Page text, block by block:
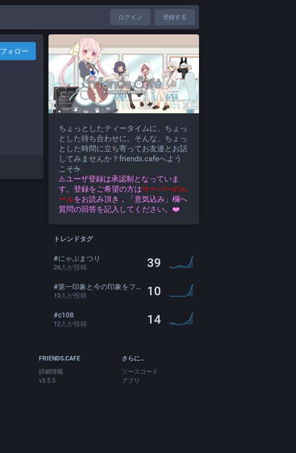
ログイン 登録する
フォロー
ちょっとしたティータイムに、ちょっ
とした待ち合わせに。そんな、ちょっ
とした時間に立ち寄ってお友達とお話
してみませんか？friends.cafeへよう
こそ☕
⚠️ユーザ登録は承認制となっていま
す。登録をご希望の方はサーバーのル
ールをお読み頂き，「意気込み」欄へ
質問の回答を記入してください。❤️
トレンドタグ
#にゃぷまつり
26人が投稿 39
#第一印象と今の印象をフォロワーさんがリプで正直に暴露してくれる
10人が投稿 10
#c108
12人が投稿 14
FRIENDS.CAFE
詳細情報
v3.5.5
さらに…
ソースコード
アプリ